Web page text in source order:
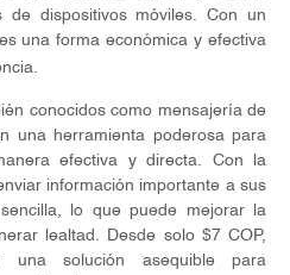
dispositivos móviles. Con un
una forma económica y efectiva
conocidos como mensajería de
una herramienta poderosa para
efectiva y directa. Con la
información importante a sus
lo que puede mejorar la
lealtad. Desde solo $7 COP,
una solución asequible para